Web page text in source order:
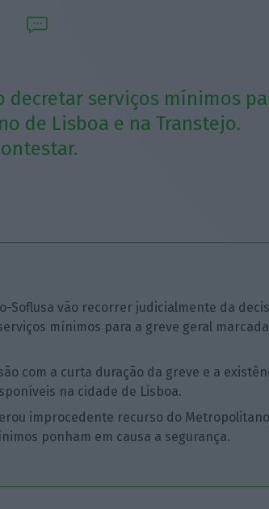
serviços mínimos
de Lisboa e na Transtejo.
Soflusa vão recorrer judicialmente da
mínimos para a greve geral marcada
com a curta duração da greve e a
na cidade de Lisboa.
improcedente recurso do
ponham em causa a segurança.